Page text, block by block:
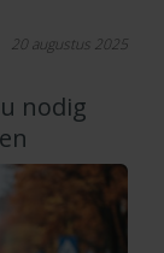
20 augustus 2025
nodig